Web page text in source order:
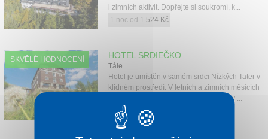
i zimních aktivit. Dopřejte si soukromí, k...
1 noc od 1 524 Kč
SKVĚLÉ HODNOCENÍ HOTEL SRDIEČKO
Tále
Hotel je umístěn v samém srdci Nízkých Tater v
klidném prostředí. V letních a zimních měsících
můžete využít značené turistické stezky ...
1 noc od
1 573 Kč